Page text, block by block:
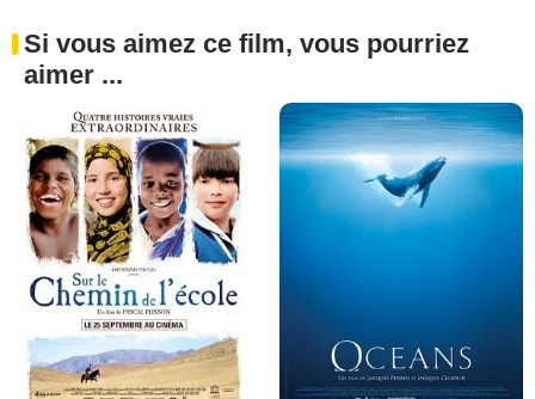
Si vous aimez ce film, vous pourriez
aimer ...